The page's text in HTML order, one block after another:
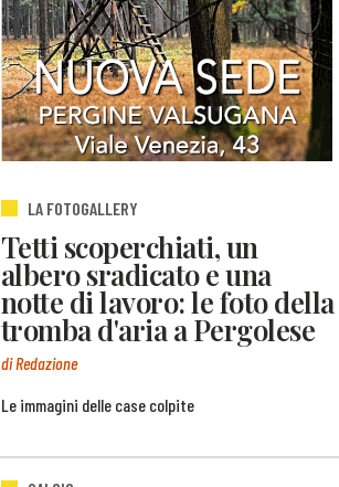
LA FOTOGALLERY
Tetti scoperchiati, un
albero sradicato e una
notte di lavoro: le foto della
tromba d'aria a Pergolese
di Redazione
Le immagini delle case colpite